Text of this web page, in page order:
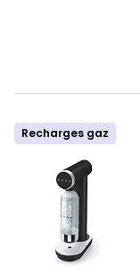
Recharges gaz